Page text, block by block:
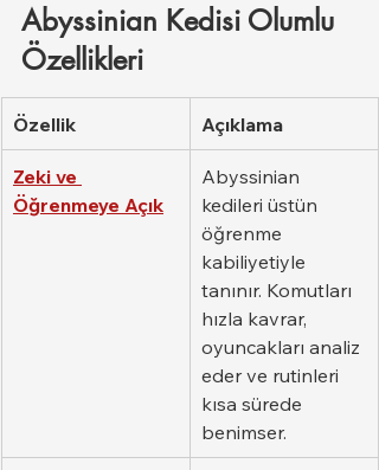
Abyssinian Kedisi Olumlu
Özellikleri
Özellik Açıklama
Zeki ve
Öğrenmeye Açık
Abyssinian
kedileri üstün
öğrenme
kabiliyetiyle
tanınır. Komutları
hızla kavrar,
oyuncakları analiz
eder ve rutinleri
kısa sürede
benimser.